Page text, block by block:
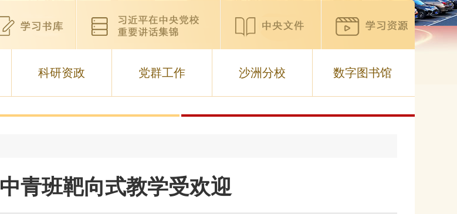
科研资政 党群工作 沙洲分校 数字图书馆
青班靶向式教学受欢迎